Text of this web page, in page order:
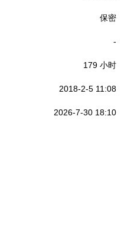
保密
-
179 小时
2018-2-5 11:08
2026-7-30 18:10